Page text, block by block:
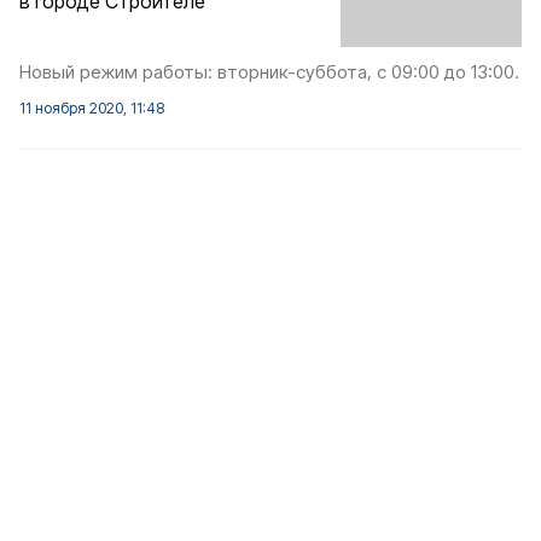
Новый режим работы: вторник-суббота, с 09:00 до 13:00.
11 ноября 2020, 11:48